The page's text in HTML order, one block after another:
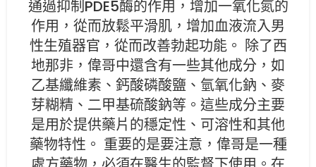
通過抑制PDE5酶的作用，增加一氧化氮的
作用，從而放鬆平滑肌，增加血液流入男
性生殖器官，從而改善勃起功能。 除了西
地那非，偉哥中還含有一些其他成分，如
乙基纖維素、鈣酸磷酸鹽、氫氧化鈉、麥
芽糊精、二甲基硫酸鈉等。這些成分主要
是用於提供藥片的穩定性、可溶性和其他
藥物特性。 重要的是要注意，偉哥是一種